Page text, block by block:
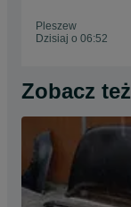
Pleszew
Dzisiaj o 06:52
Zobacz też